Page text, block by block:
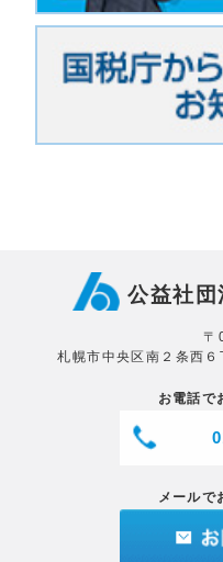
公益社
〒
札幌市中央区南２条西
お電話で
メールで